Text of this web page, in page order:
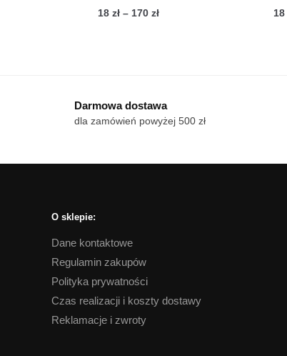
18 zł – 170 złZakres
wariantów.
Opcje
wybrać
18
Darmowa dostawa
dla zamówień powyżej 500 zł
O sklepie:
Dane kontaktowe
Regulamin zakupów
Polityka prywatności
Czas realizacji i koszty dostawy
Reklamacje i zwroty